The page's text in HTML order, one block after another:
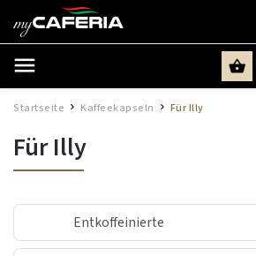
Startseite / Kaffeekapseln Für Illy
Für Illy
Entkoffeinierte